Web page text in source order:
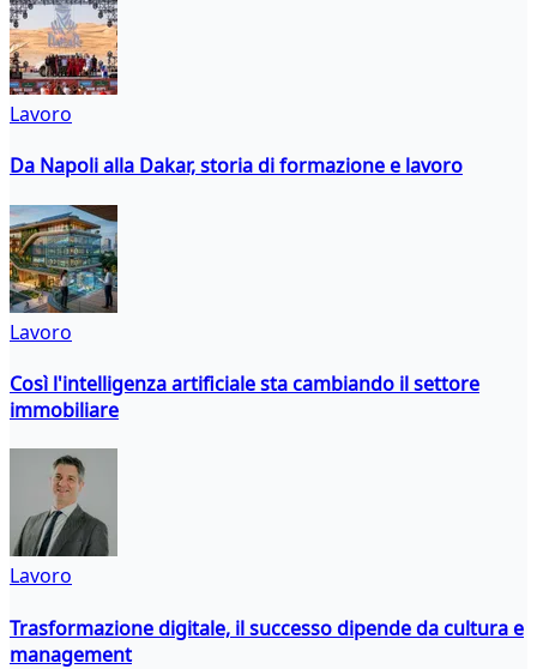
Lavoro
Da Napoli alla Dakar, storia di formazione e lavoro
Lavoro
Così l'intelligenza artificiale sta cambiando il settore
immobiliare
Lavoro
Trasformazione digitale, il successo dipende da cultura e
management